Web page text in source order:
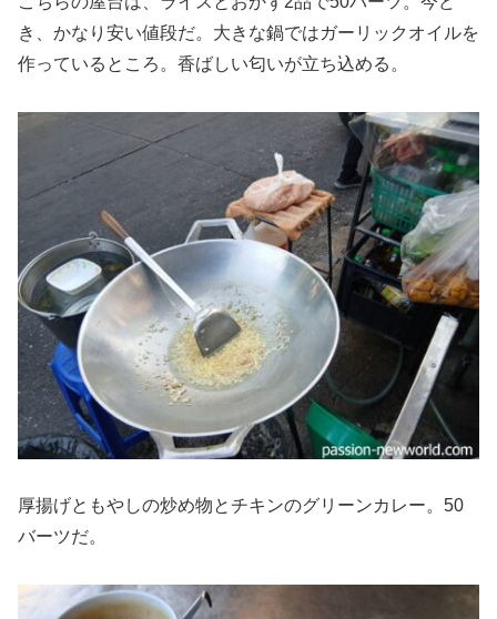
き、かなり安い値段だ。大きな鍋ではガーリックオイルを
作っているところ。香ばしい匂いが立ち込める。
厚揚げともやしの炒め物とチキンのグリーンカレー。50
バーツだ。